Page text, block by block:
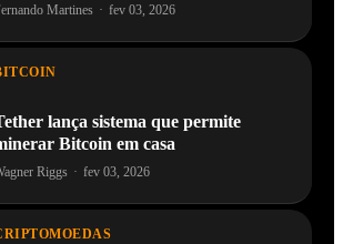
Martines · fev 03, 2026
lança sistema que permite
Bitcoin em casa
Riggs · fev 03, 2026